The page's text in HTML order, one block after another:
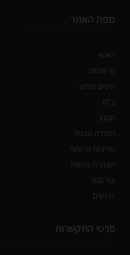
מפת האתר
ראשי
מי אנחנו
טיפים ומידע
בלוג
תקנון
תמיכה טכנית
מדיניות פרטיות
הצהרת נגישות
צור קשר
דרושים
פרטי התקשרות